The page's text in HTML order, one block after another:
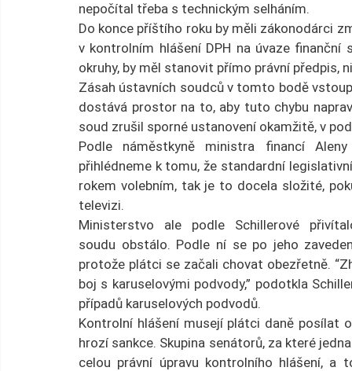
nepočítal třeba s technickým selháním.
Do konce příštího roku by měli zákonodárci
v kontrolním hlášení DPH na úvaze finanční
okruhy, by měl stanovit přímo právní předpis,
Zásah ústavních soudců v tomto bodě
dostává prostor na to, aby tuto chybu
soud zrušil sporné ustanovení okamžitě, v
Podle náměstkyně ministra financí
přihlédneme k tomu, že standardní
rokem volebním, tak je to docela složité,
televizi.
Ministerstvo ale podle Schillerové
soudu obstálo. Podle ní se po jeho
protože plátci se začali chovat obezřetně.
boj s karuselovými podvody,” podotkla
případů karuselových podvodů.
Kontrolní hlášení musejí plátci daně posílat
hrozí sankce. Skupina senátorů, za které
celou právní úpravu kontrolního hlášení, a